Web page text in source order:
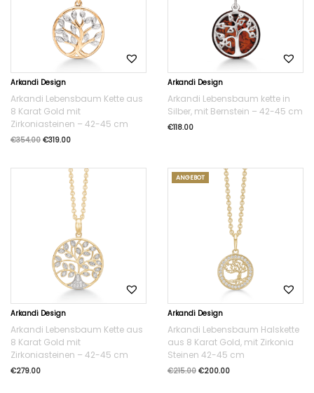
Arkandi Design
Arkandi Lebensbaum Kette aus
8 Karat Gold mit
Zirkoniasteinen – 42-45 cm
€354.00 €319.00
Arkandi Design
Arkandi Lebensbaum kette in
Silber, mit Bernstein – 42-45 cm
€118.00
Arkandi Design
Arkandi Lebensbaum Kette aus
8 Karat Gold mit
Zirkoniasteinen – 42-45 cm
€279.00
ANGEBOT
Arkandi Design
Arkandi Lebensbaum Halskette
aus 8 Karat Gold, mit Zirkonia
Steinen 42-45 cm
€215.00 €200.00